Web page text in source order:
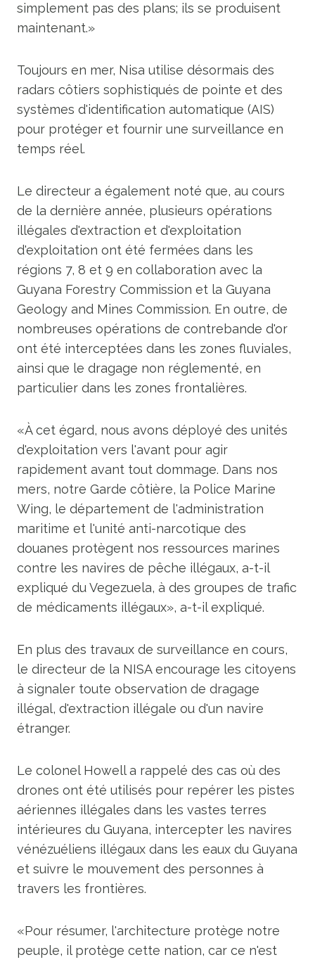
simplement pas des plans; ils se produisent
maintenant.»
Toujours en mer, Nisa utilise désormais des
radars côtiers sophistiqués de pointe et des
systèmes d'identification automatique (AIS)
pour protéger et fournir une surveillance en
temps réel.
Le directeur a également noté que, au cours
de la dernière année, plusieurs opérations
illégales d'extraction et d'exploitation
d'exploitation ont été fermées dans les
régions 7, 8 et 9 en collaboration avec la
Guyana Forestry Commission et la Guyana
Geology and Mines Commission. En outre, de
nombreuses opérations de contrebande d'or
ont été interceptées dans les zones fluviales,
ainsi que le dragage non réglementé, en
particulier dans les zones frontalières.
«À cet égard, nous avons déployé des unités
d'exploitation vers l'avant pour agir
rapidement avant tout dommage. Dans nos
mers, notre Garde côtière, la Police Marine
Wing, le département de l'administration
maritime et l'unité anti-narcotique des
douanes protègent nos ressources marines
contre les navires de pêche illégaux, a-t-il
expliqué du Vegezuela, à des groupes de trafic
de médicaments illégaux», a-t-il expliqué.
En plus des travaux de surveillance en cours,
le directeur de la NISA encourage les citoyens
à signaler toute observation de dragage
illégal, d'extraction illégale ou d'un navire
étranger.
Le colonel Howell a rappelé des cas où des
drones ont été utilisés pour repérer les pistes
aériennes illégales dans les vastes terres
intérieures du Guyana, intercepter les navires
vénézuéliens illégaux dans les eaux du Guyana
et suivre le mouvement des personnes à
travers les frontières.
«Pour résumer, l'architecture protège notre
peuple, il protège cette nation, car ce n'est